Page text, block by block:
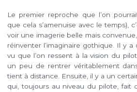
Le premier reproche que l’on
que cela s’amenuise avec le temps),
voir une imagerie belle mais
réinventer l’imaginaire gothique. Il y
vu que l’on ressent à la vision du
un peu de rentrer véritablement
tient à distance. Ensuite, il y a un
qui, toujours au niveau du pilote, fait